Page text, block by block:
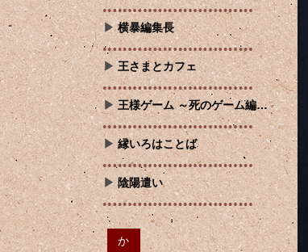
横暴編集長
王さまとカフェ
王様ゲーム ～死のゲーム編…
縁いろはことば
陰陽遣い
か